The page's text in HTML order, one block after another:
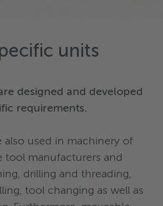
units
designed and developed
requirements.
used in machinery of
manufacturers and
drilling and threading,
tool changing as well as